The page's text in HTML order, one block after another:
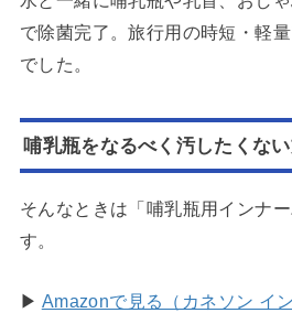
で除菌完了。旅行用の時短・軽
でした。
哺乳瓶をなるべく汚したくな
そんなときは「哺乳瓶用インナ
す。
▶ Amazonで見る（カネソン イ